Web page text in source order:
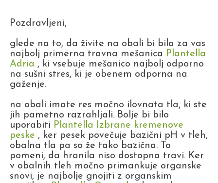
Pozdravljeni,
glede na to, da živite na obali bi bila za vas
najbolj primerna travna mešanica Plantella
Adria , ki vsebuje mešanico najbolj odporno
na sušni stres, ki je obenem odporna na
gaženje.
na obali imate res močno ilovnata tla, ki ste
jih pametno razrahljali. Bolje bi bilo
uporabiti Plantella Izbrane kremenove
peske , ker pesek povečuje bazični pH v tleh,
obalna tla pa so že tako bazična. To
pomeni, da hranila niso dostopna travi. Ker
v obalnih tleh močno primankuje organske
snovi, je najbolje gnojiti z organskim